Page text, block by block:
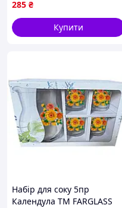
285 ₴
Купити
Набір для соку 5пр
Календула ТМ FARGLASS